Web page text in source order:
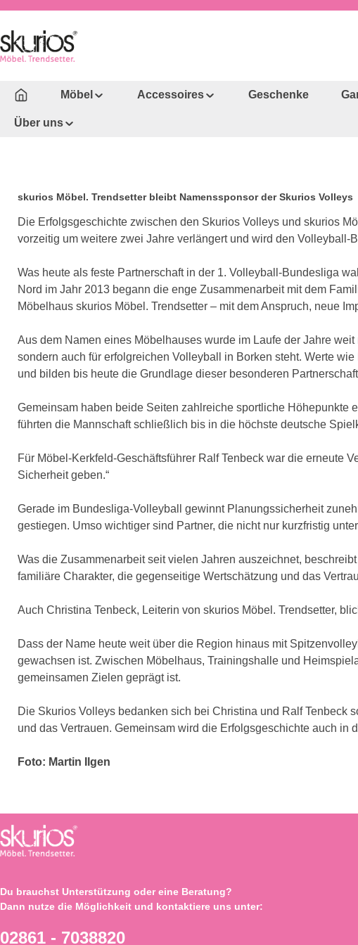
Möbel Accessoires Geschenke
Über uns
skurios Möbel. Trendsetter bleibt Namenssponsor der Skurios Volleys
Die Erfolgsgeschichte zwischen den Skurios Volleys und skurios
vorzeitig um weitere zwei Jahre verlängert und wird den
Was heute als feste Partnerschaft in der 1. Volleyball-Bundesliga
Nord im Jahr 2013 begann die enge Zusammenarbeit mit dem
Möbelhaus skurios Möbel. Trendsetter – mit dem Anspruch, neue
Aus dem Namen eines Möbelhauses wurde im Laufe der Jahre
sondern auch für erfolgreichen Volleyball in Borken steht. Werte
und bilden bis heute die Grundlage dieser besonderen
Gemeinsam haben beide Seiten zahlreiche sportliche Höhepunkte
führten die Mannschaft schließlich bis in die höchste deutsche
Für Möbel-Kerkfeld-Geschäftsführer Ralf Tenbeck war die erneute
Sicherheit geben.“
Gerade im Bundesliga-Volleyball gewinnt Planungssicherheit
gestiegen. Umso wichtiger sind Partner, die nicht nur kurzfristig
Was die Zusammenarbeit seit vielen Jahren auszeichnet,
familiäre Charakter, die gegenseitige Wertschätzung und das
Auch Christina Tenbeck, Leiterin von skurios Möbel. Trendsetter,
Dass der Name heute weit über die Region hinaus mit
gewachsen ist. Zwischen Möbelhaus, Trainingshalle und
gemeinsamen Zielen geprägt ist.
Die Skurios Volleys bedanken sich bei Christina und Ralf Tenbeck
und das Vertrauen. Gemeinsam wird die Erfolgsgeschichte auch in
Foto: Martin Ilgen
Du brauchst Unterstützung oder eine Beratung?
Dann nutze die Möglichkeit und kontaktiere uns unter:
02861 - 7038820